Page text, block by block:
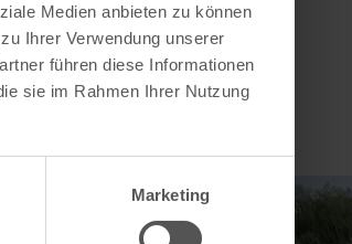
Medien anbieten zu können
Ihrer Verwendung unserer
führen diese Informationen
sie im Rahmen Ihrer Nutzung
Marketing